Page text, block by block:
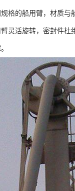
格的船用臂，材质
灵活旋转，密封件